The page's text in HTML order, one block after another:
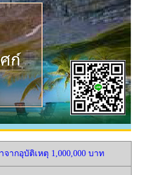
ากอุบัติเหตุ 1,000,000 บาท